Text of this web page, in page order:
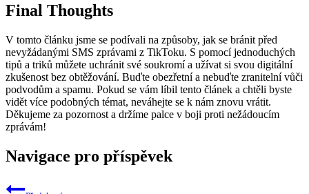
Final Thoughts
V tomto článku jsme se podívali na způsoby, jak se bránit před
nevyžádanými SMS zprávami z TikToku. S pomocí jednoduchých
tipů a triků můžete uchránit své soukromí a užívat si svou digitální
zkušenost bez obtěžování. Buďte obezřetní a nebuďte zranitelní vůči
podvodům a spamu. Pokud se vám líbil tento článek a chtěli byste
vidět více podobných témat, neváhejte se k nám znovu vrátit.
Děkujeme za pozornost a držíme palce v boji proti nežádoucím
zprávám!
Navigace pro příspěvek